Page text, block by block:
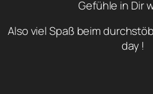
Gefühle in Dir
Also viel Spaß beim
day !